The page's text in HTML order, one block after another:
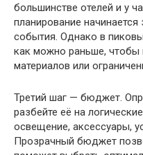
большинстве отелей и у
планирование
события. Однако в
как можно раньше, чтобы
материалов или
Третий шаг — бюджет.
разбейте её на
освещение, аксессуары,
Прозрачный бюджет